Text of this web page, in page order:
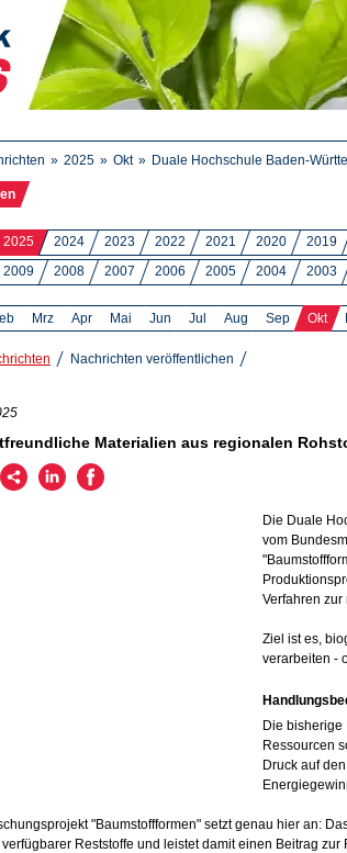
2025 Okt Duale Hochschule Baden-
2025 2024 2023 2022 2021 2020 2019
2009 2008 2007 2006 2005 2004 2003
Mrz Apr Mai Jun Jul Aug Sep Okt
Nachrichten veröffentlichen
Materialien aus regionalen
Die Duale
vom
Verfahren zur
Ziel ist es,
verarbeiten -
Die bisherige
Ressourcen
Druck auf
"Baumstoffformen" setzt genau hier an:
Reststoffe und leistet damit einen Beitrag